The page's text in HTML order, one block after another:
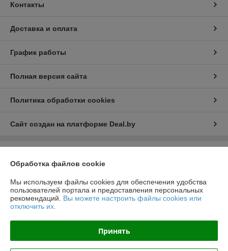
Контакты
Доставка и оплата
График работы
Полная версия сайта
Политика обработки cookies
Сайт создан на платформе Deal.by
222519, Беларусь, Минская обл., г.Борисов, ул.Днепровская д.58 к.7-34
Регистрационный номер ЕГР: 691923499
Регистрационный орган: Борисовский РИК
Обработка файлов cookie
Мы используем файлы cookies для обеспечения удобства
пользователей портала и предоставления персональных
рекомендаций. Вы можете настроить файлы cookies или
отключить их.
Принять